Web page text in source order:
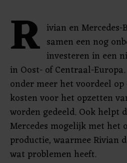
R ivian en
samen een nog
investeren in een
in Oost- of Centraal-
onder meer het voordeel
kosten voor het opzetten
worden gedeeld. Ook helpt
Mercedes mogelijk met het
productie, waarmee Rivian
wat problemen heeft.